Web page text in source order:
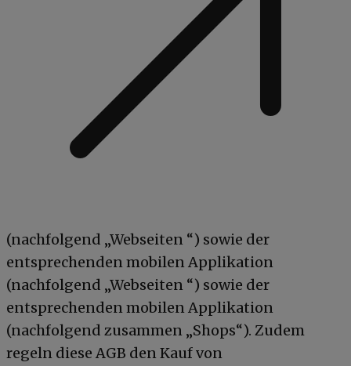
(nachfolgend „Webseiten “) sowie der
entsprechenden mobilen Applikation
(nachfolgend „Webseiten “) sowie der
entsprechenden mobilen Applikation
(nachfolgend zusammen „Shops“). Zudem
regeln diese AGB den Kauf von